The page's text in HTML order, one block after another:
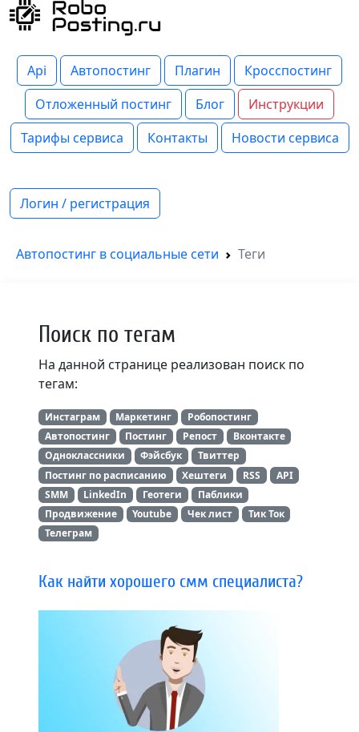
Api Автопостинг Плагин
Кросспостинг
Отложенный постинг
Блог
Инструкции
Тарифы сервиса
Контакты Новости сервиса
Логин / регистрация
Автопостинг в социальные сети Теги
Поиск по тегам
На данной странице реализован поиск по
тегам:
Инстаграм Маркетинг
Робопостинг
Автопостинг
Постинг Репост
Вконтакте
Одноклассники
Фэйсбук
Твиттер
Постинг по расписанию
Хештеги RSS
API
SMM
LinkedIn Геотеги
Паблики
Продвижение
Youtube Чек лист
Тик Ток
Телеграм
Как найти хорошего смм специалиста?